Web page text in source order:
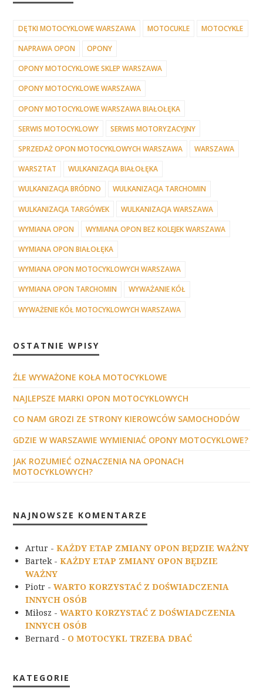
DĘTKI MOTOCYKLOWE WARSZAWA MOTOCUKLE MOTOCYKLE
NAPRAWA OPON OPONY
OPONY MOTOCYKLOWE SKLEP WARSZAWA
OPONY MOTOCYKLOWE WARSZAWA
OPONY MOTOCYKLOWE WARSZAWA BIAŁOŁĘKA
SERWIS MOTOCYKLOWY SERWIS MOTORYZACYJNY
SPRZEDAŻ OPON MOTOCYKLOWYCH WARSZAWA WARSZAWA
WARSZTAT WULKANIZACJA BIAŁOŁĘKA
WULKANIZACJA BRÓDNO WULKANIZACJA TARCHOMIN
WULKANIZACJA TARGÓWEK WULKANIZACJA WARSZAWA
WYMIANA OPON WYMIANA OPON BEZ KOLEJEK WARSZAWA
WYMIANA OPON BIAŁOŁĘKA
WYMIANA OPON MOTOCYKLOWYCH WARSZAWA
WYMIANA OPON TARCHOMIN WYWAŻANIE KÓŁ
WYWAŻENIE KÓŁ MOTOCYKLOWYCH WARSZAWA
OSTATNIE WPISY
ŹLE WYWAŻONE KOŁA MOTOCYKLOWE
NAJLEPSZE MARKI OPON MOTOCYKLOWYCH
CO NAM GROZI ZE STRONY KIEROWCÓW SAMOCHODÓW
GDZIE W WARSZAWIE WYMIENIAĆ OPONY MOTOCYKLOWE?
JAK ROZUMIEĆ OZNACZENIA NA OPONACH
MOTOCYKLOWYCH?
NAJNOWSZE KOMENTARZE
Artur -KAŻDY ETAP ZMIANY OPON BĘDZIE WAŻNY
Bartek-KAŻDY ETAP ZMIANY OPON BĘDZIE
WAŻNY
Piotr -WARTO KORZYSTAĆ Z DOŚWIADCZENIA
INNYCH OSÓB
Miłosz -WARTO KORZYSTAĆ Z DOŚWIADCZENIA
INNYCH OSÓB
Bernard - O MOTOCYKL TRZEBA DBAĆ
KATEGORIE